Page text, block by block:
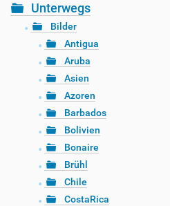
Unterwegs
Bilder
Antigua
Aruba
Asien
Azoren
Barbados
Bolivien
Bonaire
Brühl
Chile
CostaRica